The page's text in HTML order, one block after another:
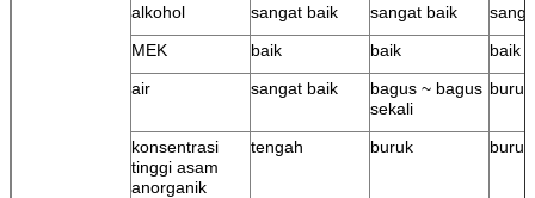
alkohol
sangat baik sangat baik
MEK
baik baik
baik
air
sangat baik
bagus ~ bagus
sekali
buruk
konsentrasi
tinggi asam
anorganik
tengah buruk buruk